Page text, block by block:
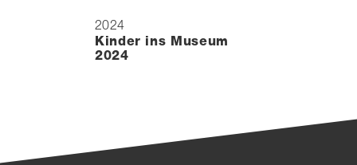
2024
Kinder ins Museum
2024